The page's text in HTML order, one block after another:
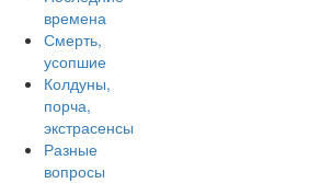
времена
Смерть,
усопшие
Колдуны,
порча,
экстрасенсы
Разные
вопросы